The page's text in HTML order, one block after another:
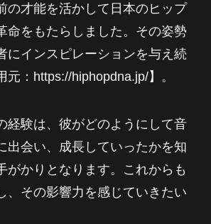
の才能を活かして日本のヒップ
命をもたらしました。その姿勢
にインスピレーションを与え続
元：https://hiphopdna.jp/】。
経験は、彼がどのようにして音
出会い、成長していったかを知
がかりとなります。これからも
、その影響力を感じていきたい